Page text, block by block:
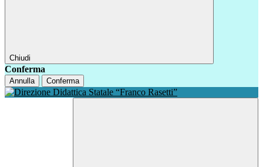
Chiudi
Conferma
Annulla Conferma